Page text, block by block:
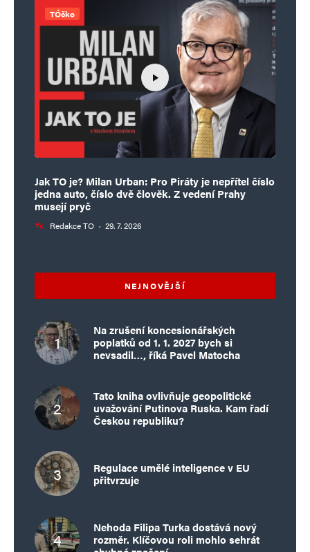
TÓčko
Jak TO je? Milan Urban: Pro Piráty je nepřítel číslo
jedna auto, číslo dvě člověk. Z vedení Prahy
musejí pryč
Redakce TO · 29. 7. 2026
NEJNOVĚJŠÍ
Na zrušení koncesionářských
poplatků od 1. 1. 2027 bych si
nevsadil…, říká Pavel Matocha
Tato kniha ovlivňuje geopolitické
uvažování Putinova Ruska. Kam řadí
Českou republiku?
Regulace umělé inteligence v EU
přitvrzuje
Nehoda Filipa Turka dostává nový
rozměr. Klíčovou roli mohlo sehrát